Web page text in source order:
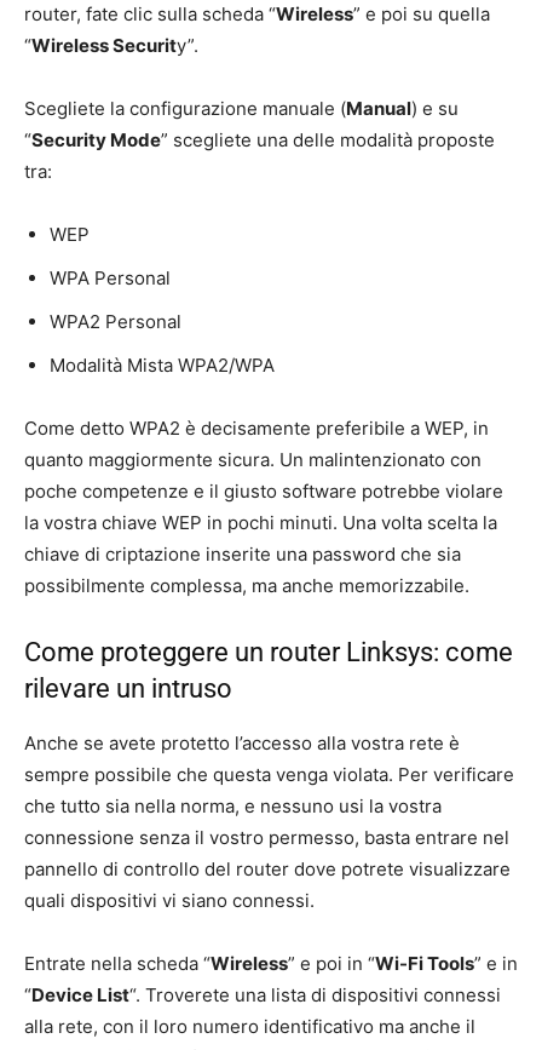
router, fate clic sulla scheda “Wireless” e poi su quella
“Wireless Security”.
Scegliete la configurazione manuale (Manual) e su
“Security Mode” scegliete una delle modalità proposte
tra:
WEP
WPA Personal
WPA2 Personal
Modalità Mista WPA2/WPA
Come detto WPA2 è decisamente preferibile a WEP, in
quanto maggiormente sicura. Un malintenzionato con
poche competenze e il giusto software potrebbe violare
la vostra chiave WEP in pochi minuti. Una volta scelta la
chiave di criptazione inserite una password che sia
possibilmente complessa, ma anche memorizzabile.
Come proteggere un router Linksys: come
rilevare un intruso
Anche se avete protetto l’accesso alla vostra rete è
sempre possibile che questa venga violata. Per verificare
che tutto sia nella norma, e nessuno usi la vostra
connessione senza il vostro permesso, basta entrare nel
pannello di controllo del router dove potrete visualizzare
quali dispositivi vi siano connessi.
Entrate nella scheda “Wireless” e poi in “Wi-Fi Tools” e in
“Device List“. Troverete una lista di dispositivi connessi
alla rete, con il loro numero identificativo ma anche il